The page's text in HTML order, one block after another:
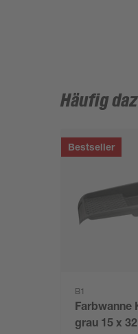
Häufig
Bestseller
B1
Farbwanne
grau 15 x